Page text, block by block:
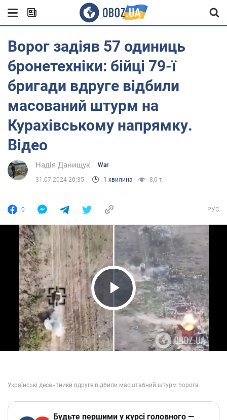
Ворог задіяв 57 одиниць
бронетехніки: бійці 79-ї
бригади вдруге відбили
масований штурм на
Курахівському напрямку.
Відео
Надія Данищук War
31.07.2024 20:35 1 хвилина 8,0 т.
0 РУС
Play Video
Будьте першими у курсі головного —